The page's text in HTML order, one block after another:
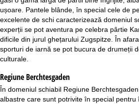
ușoare. Pantele blânde, în special cele de
excelente de schi caracterizează domeniul
experții se pot aventura pe celebra pârtie
dificile din jurul ghețarului Zugspitze. În
sporturi de iarnă se pot bucura de drumeții
culturale.
Regiune Berchtesgaden
În domeniul schiabil Regiune Berchtesgaden
albastre care sunt potrivite în special